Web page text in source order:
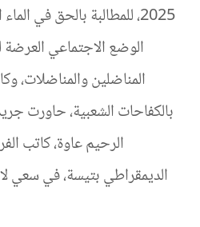
2025، للمطالبة بالحق في
الوضع الاجتماعي العرضة
المناضلين والمناضلات،
بالكفاحات الشعبية، حاورت
الرحيم عاوة، كاتب
الديمقراطي بتيسة، في سعي